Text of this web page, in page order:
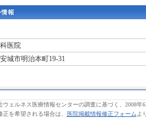
医院
城市明治本町19-31
ウェルネス医療情報センターの調査に基づく、2008年
を希望される場合は、
医院掲載情報修正フォーム よ